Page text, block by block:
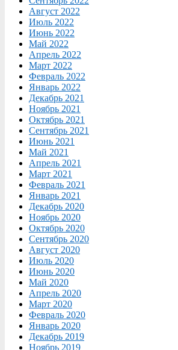
Август 2022
Июль 2022
Июнь 2022
Май 2022
Апрель 2022
Март 2022
Февраль 2022
Январь 2022
Декабрь 2021
Ноябрь 2021
Октябрь 2021
Сентябрь 2021
Июнь 2021
Май 2021
Апрель 2021
Март 2021
Февраль 2021
Январь 2021
Декабрь 2020
Ноябрь 2020
Октябрь 2020
Сентябрь 2020
Август 2020
Июль 2020
Июнь 2020
Май 2020
Апрель 2020
Март 2020
Февраль 2020
Январь 2020
Декабрь 2019
Ноябрь 2019